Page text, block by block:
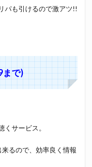
パも引けるので激アツ!!
まで)
サービス。
るので、効率良く情報